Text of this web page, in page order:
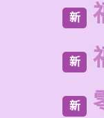
新
新
新